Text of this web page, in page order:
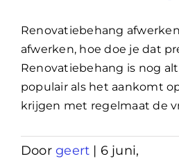
Renovatiebehang
afwerken, hoe doe je dat
Renovatiebehang is nog
populair als het aankomt
krijgen met regelmaat de
Doorgeert | 6 juni,